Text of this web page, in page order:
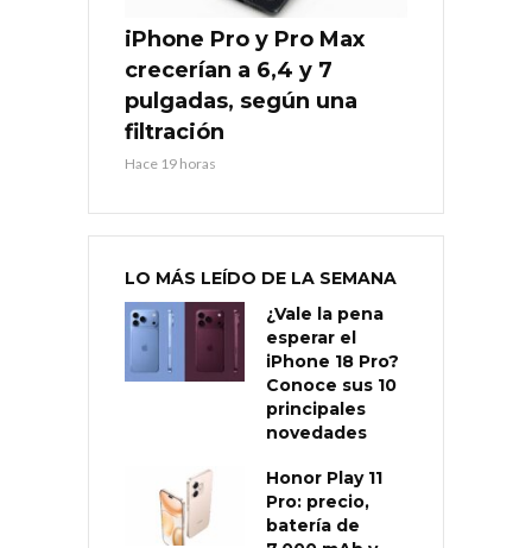
iPhone Pro y Pro Max
crecerían a 6,4 y 7
pulgadas, según una
filtración
Hace 19 horas
LO MÁS LEÍDO DE LA SEMANA
¿Vale la pena
esperar el
iPhone 18 Pro?
Conoce sus 10
principales
novedades
Honor Play 11
Pro: precio,
batería de